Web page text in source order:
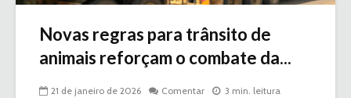
Novas regras para trânsito de
animais reforçam o combate da...
21 de janeiro de 2026 Comentar 3 min. leitura